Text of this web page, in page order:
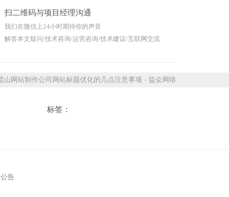
扫二维码与项目经理沟通
我们在微信上24小时期待你的声音
解答本文疑问/技术咨询/运营咨询/技术建议/互联网交流
山网站制作公司网站标题优化的几点注意事项 - 益众网络
标签：
告